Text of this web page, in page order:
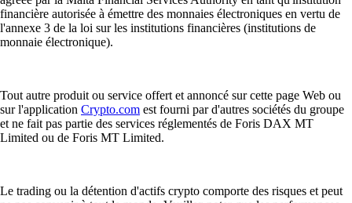
financière autorisée à émettre des monnaies électroniques en vertu de
l'annexe 3 de la loi sur les institutions financières (institutions de
monnaie électronique).
Tout autre produit ou service offert et annoncé sur cette page Web ou
sur l'application Crypto.com est fourni par d'autres sociétés du groupe
et ne fait pas partie des services réglementés de Foris DAX MT
Limited ou de Foris MT Limited.
Le trading ou la détention d'actifs crypto comporte des risques et peut